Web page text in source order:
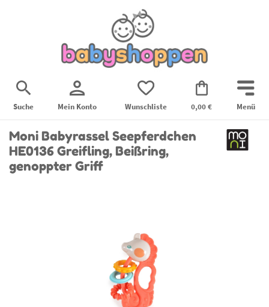
Suche Mein Konto Wunschliste 0,00 € Menü
Moni Babyrassel Seepferdchen
HE0136 Greifling, Beißring,
genoppter Griff